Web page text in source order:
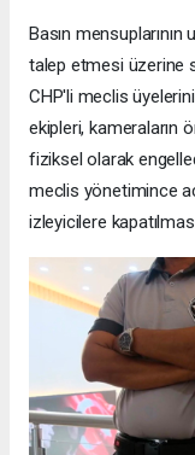
Basın
talep etmesi üzerine
CHP'li meclis
ekipleri, kameraların
fiziksel olarak
meclis yönetimince
izleyicilere